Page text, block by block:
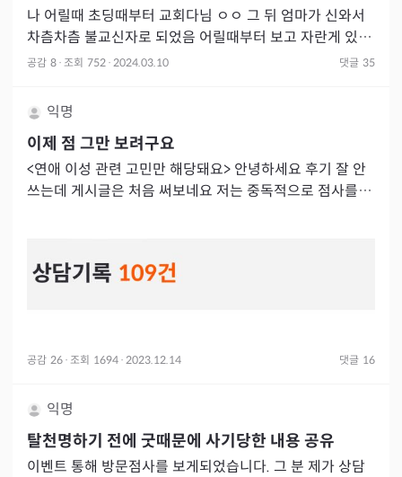
나 어릴때 초딩때부터 교회다님 ㅇㅇ 그 뒤 엄마가 신와서
차츰차츰 불교신자로 되었음 어릴때부터 보고 자란게 있어
서 그런가 원래 무당들은 사람 죽는 날짜 원래 맞추는거고 ,
공감 8 · 조회 752 · 2024.03.10 댓글 35
익명
이제 점 그만 보려구요
<연애 이성 관련 고민만 해당돼요> 안녕하세요 후기 잘 안
쓰는데 게시글은 처음 써보네요 저는 중독적으로 점사를 봤
공감 26 · 조회 1694 · 2023.12.14 댓글 16
익명
탈천명하기 전에 굿때문에 사기당한 내용 공유
이벤트 통해 방문점사를 보게되었습니다. 그 분 제가 상담